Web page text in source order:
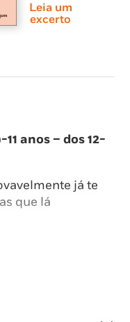
Leia um
excerto
anos – dos 12-
já te
que lá
chegou a hora
tudo sobre